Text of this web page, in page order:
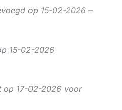
op 15-02-2026 –
15-02-2026
op 17-02-2026 voor